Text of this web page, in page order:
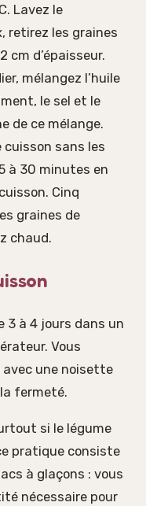
Lavez le
retirez les graines
cm d’épaisseur.
mélangez l’huile
le sel et le
de ce mélange.
cuisson sans les
à 30 minutes en
Cinq
graines de
chaud.
3 à 4 jours dans un
Vous
avec une noisette
fermeté.
si le légume
pratique consiste
à glaçons : vous
nécessaire pour